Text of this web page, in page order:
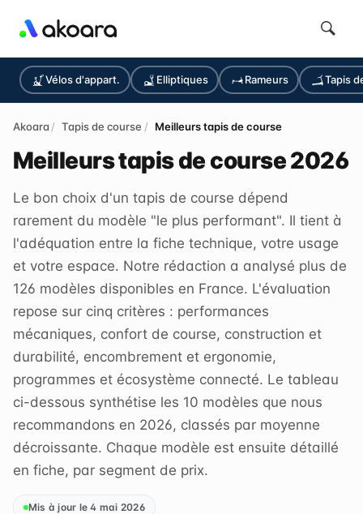
Vélos d'appart. Elliptiques Rameurs Tapis
Akoara Tapis de course Meilleurs tapis de course
Meilleurs tapis de course 2026
Le bon choix d'un tapis de course dépend
rarement du modèle "le plus performant". Il tient à
l'adéquation entre la fiche technique, votre usage
et votre espace. Notre rédaction a analysé plus de
126 modèles disponibles en France. L'évaluation
repose sur cinq critères : performances
mécaniques, confort de course, construction et
durabilité, encombrement et ergonomie,
programmes et écosystème connecté. Le tableau
ci-dessous synthétise les 10 modèles que nous
recommandons en 2026, classés par moyenne
décroissante. Chaque modèle est ensuite détaillé
en fiche, par segment de prix.
Mis à jour le 4 mai 2026